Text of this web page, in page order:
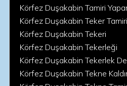
Körfez Duşakabin Tamiri
Körfez Duşakabin Teker Tamiri
Körfez Duşakabin Tekeri
Körfez Duşakabin Tekerleği
Körfez Duşakabin Tekerlek
Körfez Duşakabin Tekne